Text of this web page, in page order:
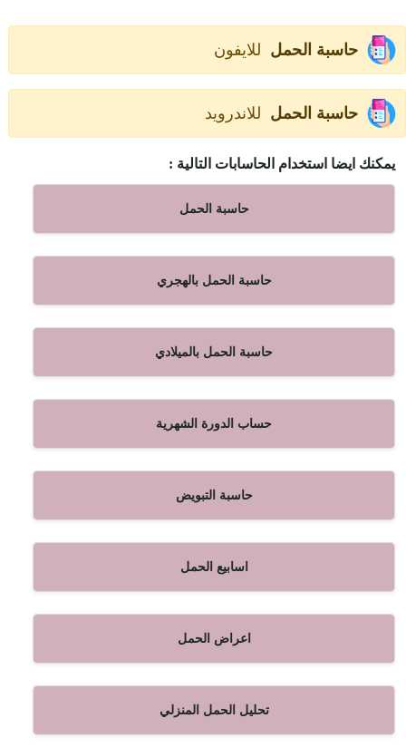
حاسبة الحمل للايفون
حاسبة الحمل للاندرويد
يمكنك ايضا استخدام الحاسابات التالية :
حاسبة الحمل
حاسبة الحمل بالهجري
حاسبة الحمل بالميلادي
حساب الدورة الشهرية
حاسبة التبويض
اسابيع الحمل
اعراض الحمل
تحليل الحمل المنزلي